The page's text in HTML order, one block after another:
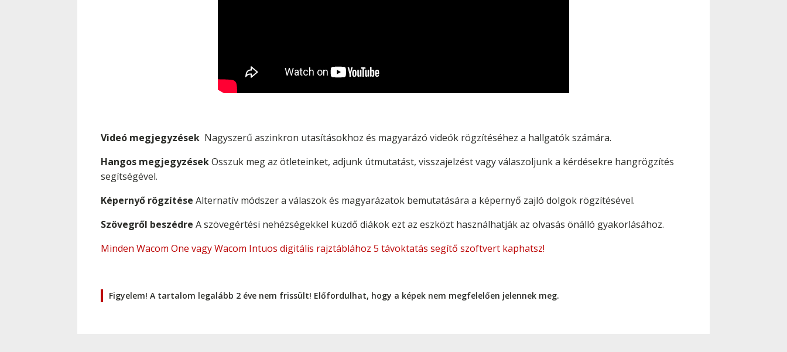
Videó megjegyzések Nagyszerű aszinkron utasításokhoz és magyarázó videók rögzítéséhez a hallgatók számára.
Hangos megjegyzésekOsszuk meg az ötleteinket, adjunk útmutatást, visszajelzést vagy válaszoljunk a kérdésekre hangrögzítés
segítségével.
Képernyő rögzítése Alternatív módszer a válaszok és magyarázatok bemutatására a képernyő zajló dolgok rögzítésével.
Szövegről beszédre A szövegértési nehézségekkel küzdő diákok ezt az eszközt használhatják az olvasás önálló gyakorlásához.
Minden Wacom One vagy Wacom Intuos digitális rajztáblához 5 távoktatás segítő szoftvert kaphatsz!
Figyelem! A tartalom legalább 2 éve nem frissült! Előfordulhat, hogy a képek nem megfelelően jelennek meg.